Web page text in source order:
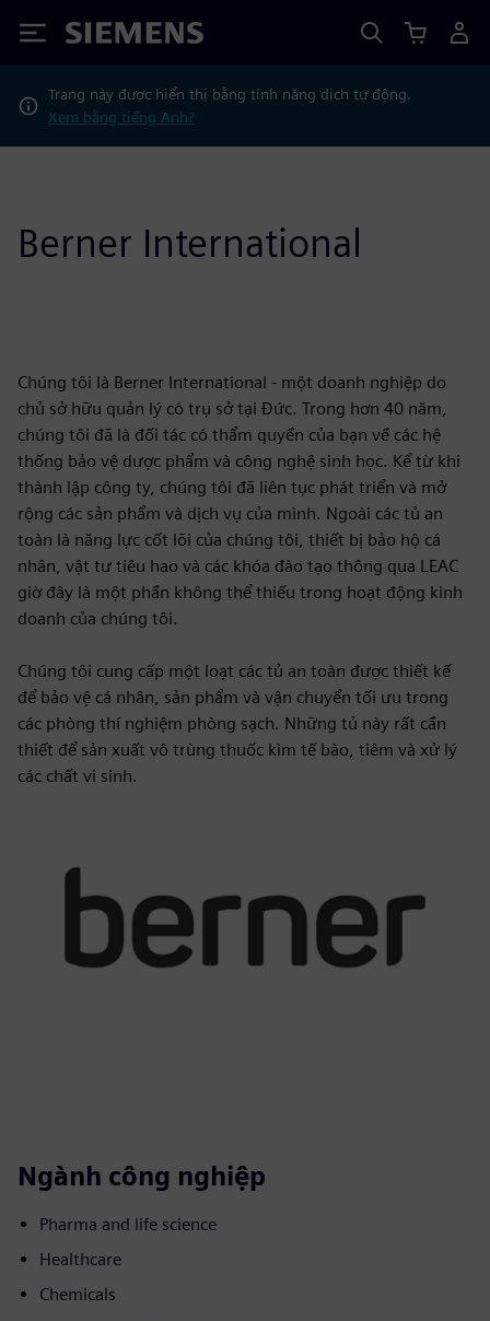
Siemens
Trang này được hiển thị bằng tính năng dịch tự động.
Xem bằng tiếng Anh?
Berner International
Chúng tôi là Berner International - một doanh nghiệp do
chủ sở hữu quản lý có trụ sở tại Đức. Trong hơn 40 năm,
chúng tôi đã là đối tác có thẩm quyền của bạn về các hệ
thống bảo vệ dược phẩm và công nghệ sinh học. Kể từ khi
thành lập công ty, chúng tôi đã liên tục phát triển và mở
rộng các sản phẩm và dịch vụ của mình. Ngoài các tủ an
toàn là năng lực cốt lõi của chúng tôi, thiết bị bảo hộ cá
nhân, vật tư tiêu hao và các khóa đào tạo thông qua LEAC
giờ đây là một phần không thể thiếu trong hoạt động kinh
doanh của chúng tôi.
Chúng tôi cung cấp một loạt các tủ an toàn được thiết kế
để bảo vệ cá nhân, sản phẩm và vận chuyển tối ưu trong
các phòng thí nghiệm phòng sạch. Những tủ này rất cần
thiết để sản xuất vô trùng thuốc kìm tế bào, tiêm và xử lý
các chất vi sinh.
Ngành công nghiệp
Pharma and life science
Healthcare
Chemicals